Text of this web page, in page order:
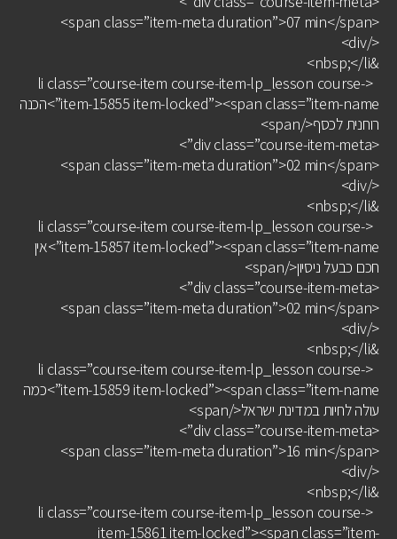
<span class=”item-meta duration”>07 min</span>
</div>
&nbsp;</li>
<li class=”course-item course-item-lp_lesson course-
item-15855 item-locked”><span class=”item-name”>הכנה
רוחנית לכסף</span>
<div class=”course-item-meta”>
<span class=”item-meta duration”>02 min</span>
</div>
&nbsp;</li>
<li class=”course-item course-item-lp_lesson course-
item-15857 item-locked”><span class=”item-name”>אין
חכם כבעל ניסיון</span>
<div class=”course-item-meta”>
<span class=”item-meta duration”>02 min</span>
</div>
&nbsp;</li>
<li class=”course-item course-item-lp_lesson course-
item-15859 item-locked”><span class=”item-name”>כמה
עולה לחיות במדינת ישראל</span>
<div class=”course-item-meta”>
<span class=”item-meta duration”>16 min</span>
</div>
&nbsp;</li>
<li class=”course-item course-item-lp_lesson course-
item-15861 item-locked”><span class=”item-